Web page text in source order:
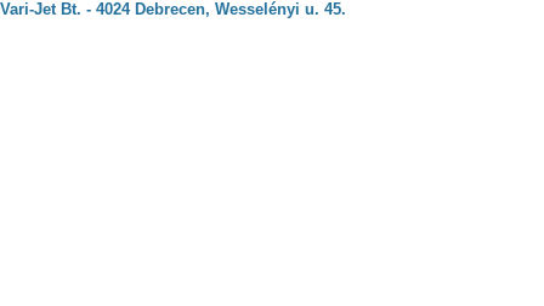
Vari-Jet Bt. - 4024 Debrecen, Wesselényi u. 45.